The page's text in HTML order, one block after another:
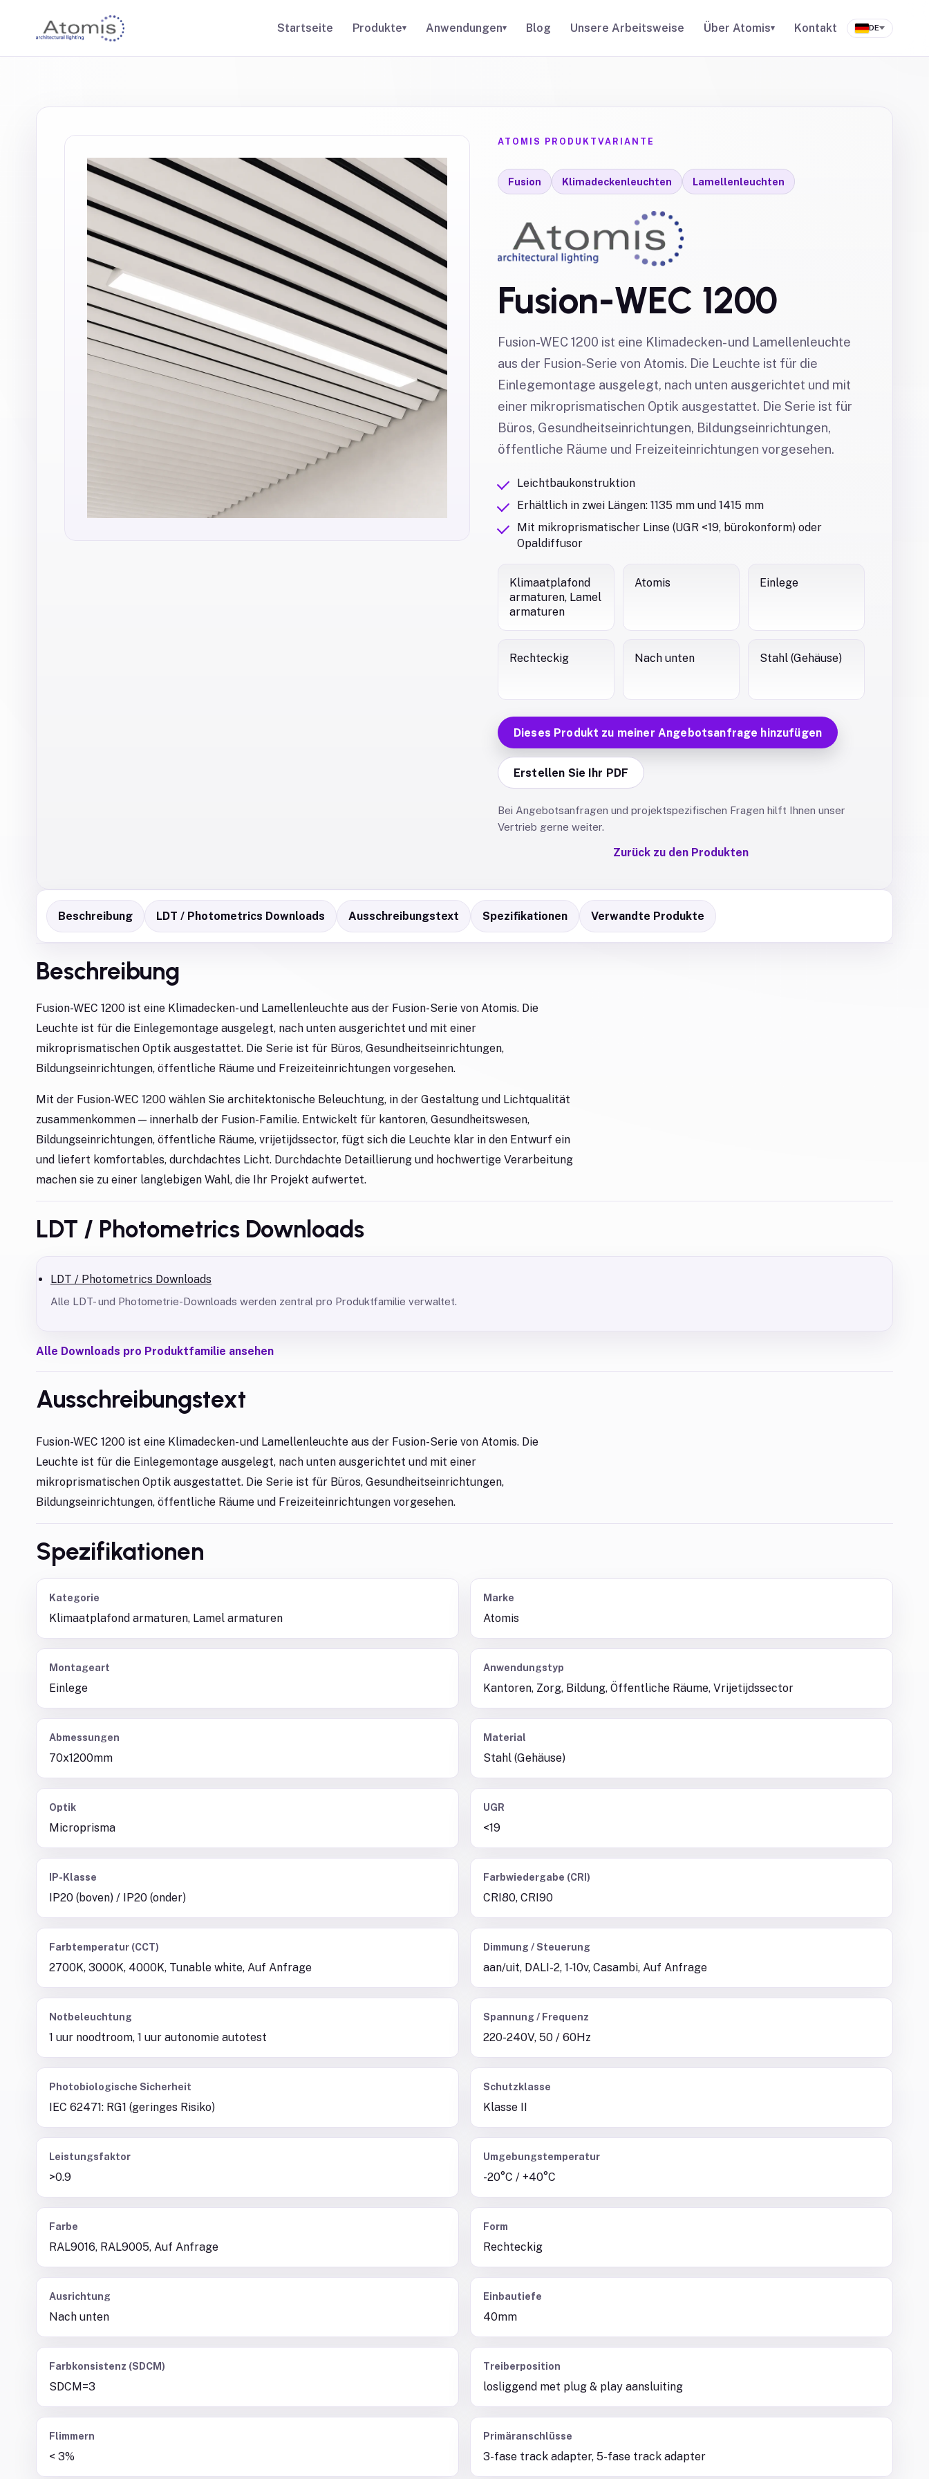
Startseite Produkte▾ Anwendungen▾ Blog Unsere Arbeitsweise Über Atomis▾ Kontakt DE
ATOMIS PRODUKTVARIANTE
Fusion Klimadeckenleuchten Lamellenleuchten
Fusion-WEC 1200
Fusion-WEC 1200 ist eine Klimadecken- und Lamellenleuchte
aus der Fusion-Serie von Atomis. Die Leuchte ist für die
Einlegemontage ausgelegt, nach unten ausgerichtet und mit
einer mikroprismatischen Optik ausgestattet. Die Serie ist für
Büros, Gesundheitseinrichtungen, Bildungseinrichtungen,
öffentliche Räume und Freizeiteinrichtungen vorgesehen.
Leichtbaukonstruktion
Erhältlich in zwei Längen: 1135 mm und 1415 mm
Mit mikroprismatischer Linse (UGR <19, bürokonform) oder
Opaldiffusor
Klimaatplafond
armaturen, Lamel
armaturen
Atomis Einlege
Rechteckig Nach unten Stahl (Gehäuse)
Dieses Produkt zu meiner Angebotsanfrage hinzufügen
Erstellen Sie Ihr PDF
Bei Angebotsanfragen und projektspezifischen Fragen hilft Ihnen unser
Vertrieb gerne weiter.
Zurück zu den Produkten
Beschreibung LDT / Photometrics Downloads Ausschreibungstext Spezifikationen Verwandte Produkte
Beschreibung
Fusion-WEC 1200 ist eine Klimadecken- und Lamellenleuchte aus der Fusion-Serie von Atomis. Die
Leuchte ist für die Einlegemontage ausgelegt, nach unten ausgerichtet und mit einer
mikroprismatischen Optik ausgestattet. Die Serie ist für Büros, Gesundheitseinrichtungen,
Bildungseinrichtungen, öffentliche Räume und Freizeiteinrichtungen vorgesehen.
Mit der Fusion-WEC 1200 wählen Sie architektonische Beleuchtung, in der Gestaltung und Lichtqualität
zusammenkommen — innerhalb der Fusion-Familie. Entwickelt für kantoren, Gesundheitswesen,
Bildungseinrichtungen, öffentliche Räume, vrijetijdssector, fügt sich die Leuchte klar in den Entwurf ein
und liefert komfortables, durchdachtes Licht. Durchdachte Detaillierung und hochwertige Verarbeitung
machen sie zu einer langlebigen Wahl, die Ihr Projekt aufwertet.
LDT / Photometrics Downloads
LDT / Photometrics Downloads
Alle LDT- und Photometrie-Downloads werden zentral pro Produktfamilie verwaltet.
Alle Downloads pro Produktfamilie ansehen
Ausschreibungstext
Fusion-WEC 1200 ist eine Klimadecken- und Lamellenleuchte aus der Fusion-Serie von Atomis. Die
Leuchte ist für die Einlegemontage ausgelegt, nach unten ausgerichtet und mit einer
mikroprismatischen Optik ausgestattet. Die Serie ist für Büros, Gesundheitseinrichtungen,
Bildungseinrichtungen, öffentliche Räume und Freizeiteinrichtungen vorgesehen.
Spezifikationen
Kategorie
Klimaatplafond armaturen, Lamel armaturen
Marke
Atomis
Montageart
Einlege
Anwendungstyp
Kantoren, Zorg, Bildung, Öffentliche Räume, Vrijetijdssector
Abmessungen
70x1200mm
Material
Stahl (Gehäuse)
Optik
Microprisma
UGR
<19
IP-Klasse
IP20 (boven) / IP20 (onder)
Farbwiedergabe (CRI)
CRI80, CRI90
Farbtemperatur (CCT)
2700K, 3000K, 4000K, Tunable white, Auf Anfrage
Dimmung / Steuerung
aan/uit, DALI-2, 1-10v, Casambi, Auf Anfrage
Notbeleuchtung
1 uur noodtroom, 1 uur autonomie autotest
Spannung / Frequenz
220-240V, 50 / 60Hz
Photobiologische Sicherheit
IEC 62471: RG1 (geringes Risiko)
Schutzklasse
Klasse II
Leistungsfaktor
>0.9
Umgebungstemperatur
-20°C / +40°C
Farbe
RAL9016, RAL9005, Auf Anfrage
Form
Rechteckig
Ausrichtung
Nach unten
Einbautiefe
40mm
Farbkonsistenz (SDCM)
SDCM=3
Treiberposition
losliggend met plug & play aansluiting
Flimmern
< 3%
Primäranschlüsse
3-fase track adapter, 5-fase track adapter